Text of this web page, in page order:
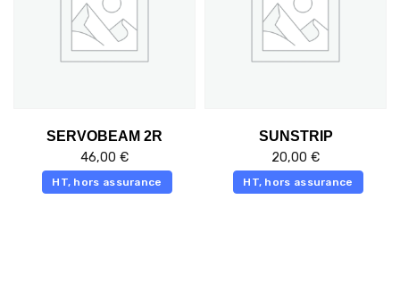
SERVOBEAM 2R
46,00 €
HT, hors assurance
SUNSTRIP
20,00 €
HT, hors assurance